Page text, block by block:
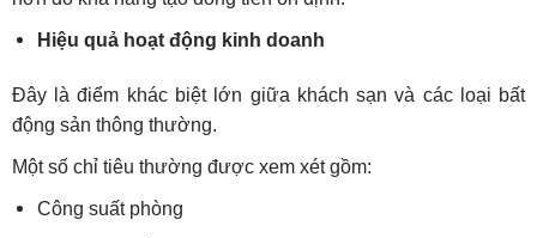
Hiệu quả hoạt động kinh doanh
Đây là điểm khác biệt lớn giữa khách sạn và các loại bất
động sản thông thường.
Một số chỉ tiêu thường được xem xét gồm:
Công suất phòng